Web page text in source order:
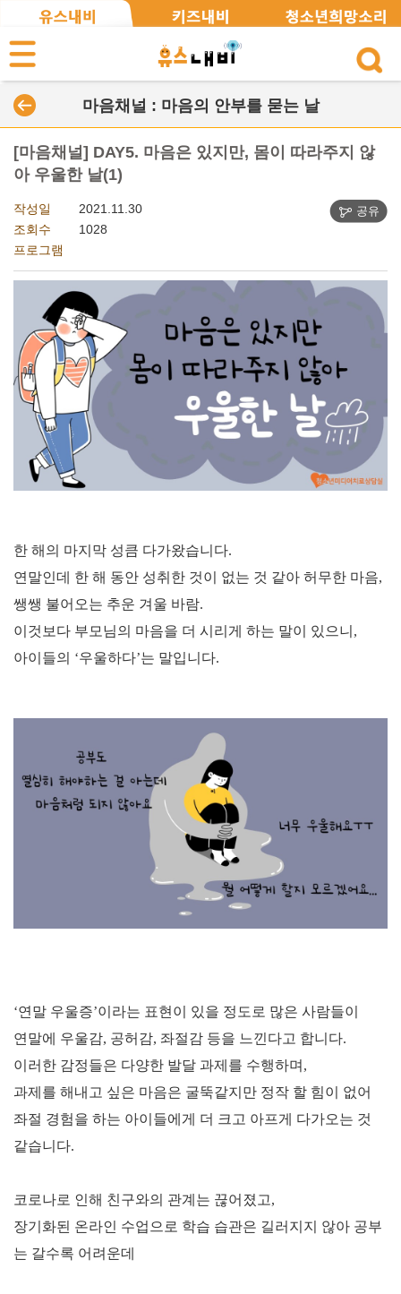
마음채널 : 마음의 안부를 묻는 날
[마음채널] DAY5. 마음은 있지만, 몸이 따라주지 않
아 우울한 날(1)
작성일
2021.11.30
조회수
1028
프로그램
공유
한 해의 마지막 성큼 다가왔습니다.
연말인데 한 해 동안 성취한 것이 없는 것 같아 허무한 마음,
쌩쌩 불어오는 추운 겨울 바람.
이것보다 부모님의 마음을 더 시리게 하는 말이 있으니 ,
아이들의 ‘우울하다’는 말입니다.
‘연말 우울증’이라는 표현이 있을 정도로 많은 사람들이
연말에 우울감, 공허감, 좌절감 등을 느낀다고 합니다.
이러한 감정들은 다양한 발달 과제를 수행하며 ,
과제를 해내고 싶은 마음은 굴뚝같지만 정작 할 힘이 없어
좌절 경험을 하는 아이들에게 더 크고 아프게 다가오는 것
같습니다.
코로나로 인해 친구와의 관계는 끊어졌고,
장기화된 온라인 수업으로 학습 습관은 길러지지 않아 공부
는 갈수록 어려운데